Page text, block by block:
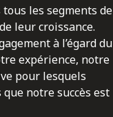
les segments de
leur croissance.
à l’égard du
expérience, notre
pour lesquels
notre succès est